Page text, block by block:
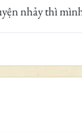
nhảy thì